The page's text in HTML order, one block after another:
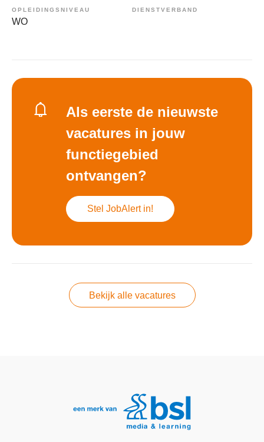
OPLEIDINGSNIVEAU
WO
DIENSTVERBAND
Als eerste de nieuwste
vacatures in jouw
functiegebied
ontvangen?
Stel JobAlert in!
Bekijk alle vacatures